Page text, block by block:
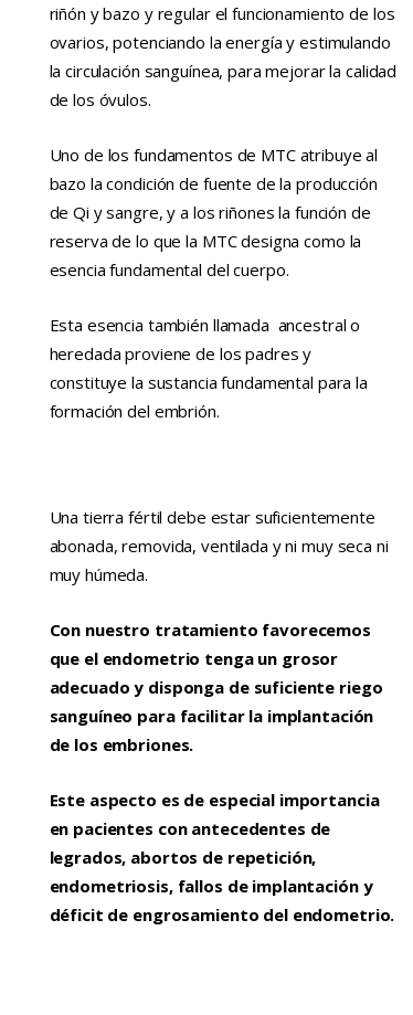
riñón y bazo y regular el funcionamiento de los
ovarios, potenciando la energía y estimulando
la circulación sanguínea, para mejorar la calidad
de los óvulos.
Uno de los fundamentos de MTC atribuye al
bazo la condición de fuente de la producción
de Qi y sangre, y a los riñones la función de
reserva de lo que la MTC designa como la
esencia fundamental del cuerpo.
Esta esencia también llamada ancestral o
heredada proviene de los padres y
constituye la sustancia fundamental para la
formación del embrión.
Una tierra fértil debe estar suficientemente
abonada, removida, ventilada y ni muy seca ni
muy húmeda.
Con nuestro tratamiento favorecemos
que el endometrio tenga un grosor
adecuado y disponga de suficiente riego
sanguíneo para facilitar la implantación
de los embriones.
Este aspecto es de especial importancia
en pacientes con antecedentes de
legrados, abortos de repetición,
endometriosis, fallos de implantación y
déficit de engrosamiento del endometrio.